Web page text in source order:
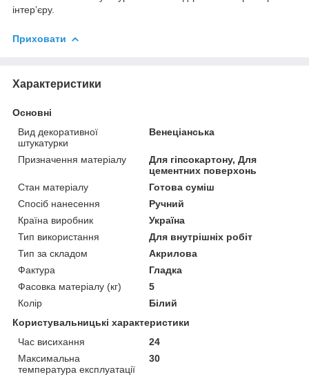
інтер’єру.
Приховати
Характеристики
Основні
Вид декоративної
штукатурки
Венеціанська
Призначення матеріалу
Для гіпсокартону, Для
цементних поверхонь
Стан матеріалу
Готова суміш
Спосіб нанесення
Ручний
Країна виробник
Україна
Тип використання
Для внутрішніх робіт
Тип за складом
Акрилова
Фактура
Гладка
Фасовка матеріалу (кг)
5
Колір
Білий
Користувальницькі характеристики
Час висихання
24
Максимальна
температура експлуатації
30